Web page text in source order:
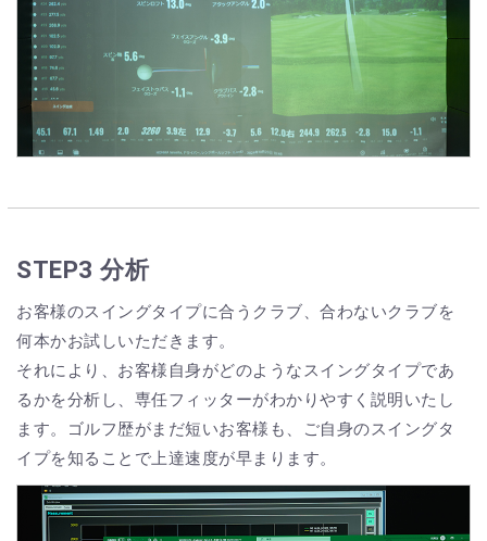
STEP3 分析
お客様のスイングタイプに合うクラブ、合わないクラブを
何本かお試しいただきます。
それにより、お客様自身がどのようなスイングタイプであ
るかを分析し、専任フィッターがわかりやすく説明いたし
ます。ゴルフ歴がまだ短いお客様も、ご自身のスイングタ
イプを知ることで上達速度が早まります。